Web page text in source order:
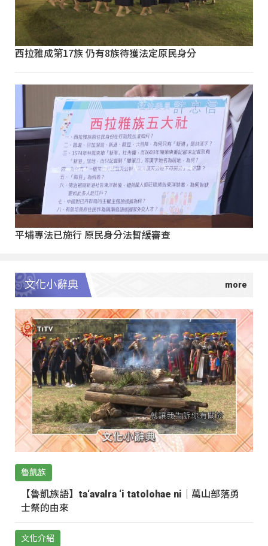
西拉雅成第17族 仍有8族待獲法定原民身分
平埔專法已施行 原民身分法暫緩審查
文化小辭典
魯凱族
【魯凱族語】ta‘avalra ‘i tatolohae ni｜萬山部落勇
士祭的由來
文化介紹